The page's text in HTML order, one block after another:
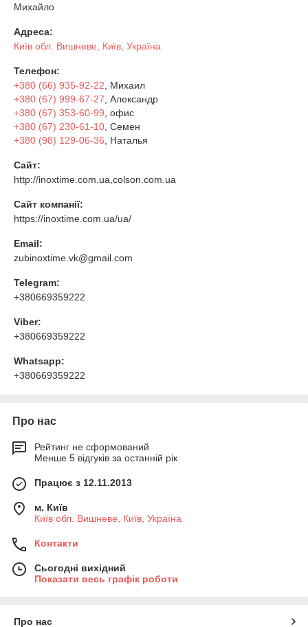
Михайло
Адреса:
Київ обл. Вишневе, Київ, Україна
Телефон:
+380 (66) 935-92-22 , Михаил
+380 (67) 999-67-27 , Александр
+380 (67) 353-60-99 , офис
+380 (67) 230-61-10 , Семен
+380 (98) 129-06-36 , Наталья
Сайт:
http://inoxtime.com.ua,colson.com.ua
Сайт компанії:
https://inoxtime.com.ua/ua/
Email:
zubinoxtime.vk@gmail.com
Telegram:
+380669359222
Viber:
+380669359222
Whatsapp:
+380669359222
Про нас
Рейтинг не сформований
Менше 5 відгуків за останній рік
Працює з 12.11.2013
м. Київ
Київ обл. Вишневе, Київ, Україна
Контакти
Сьогодні вихідний
Показати весь графік роботи
Про нас